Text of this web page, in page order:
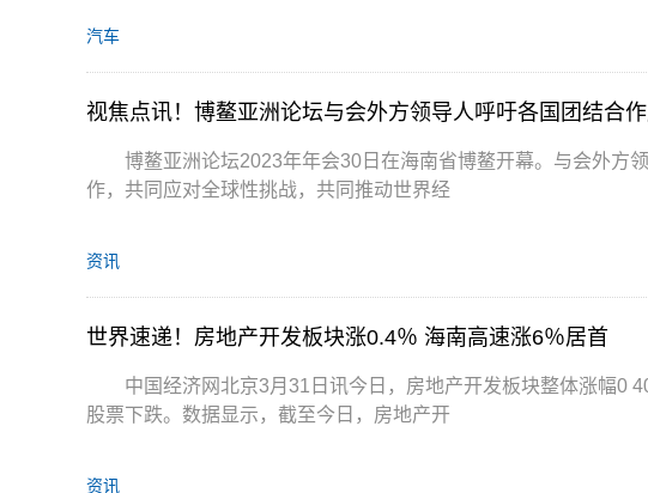
汽车
视焦点讯！博鳌亚洲论坛与会外方领导人呼吁各国团结合
博鳌亚洲论坛2023年年会30日在海南省博鳌开幕。与会外方
作，共同应对全球性挑战，共同推动世界经
资讯
世界速递！房地产开发板块涨0.4％ 海南高速涨6％居首
中国经济网北京3月31日讯今日，房地产开发板块整体涨幅0
股票下跌。数据显示，截至今日，房地产开
资讯